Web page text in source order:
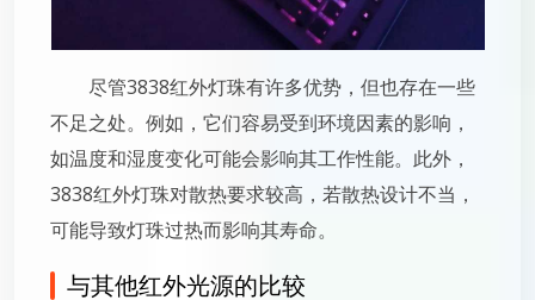
尽管3838红外灯珠有许多优势，但也存在一些
不足之处。例如，它们容易受到环境因素的影响，
如温度和湿度变化可能会影响其工作性能。此外，
3838红外灯珠对散热要求较高，若散热设计不当，
可能导致灯珠过热而影响其寿命。
与其他红外光源的比较